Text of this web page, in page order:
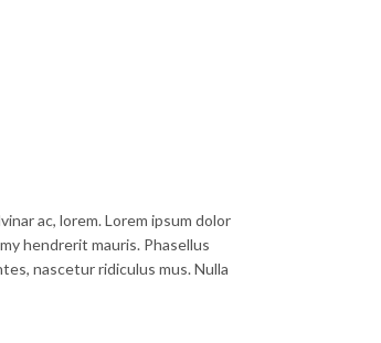
ac, lorem. Lorem ipsum dolor
hendrerit mauris. Phasellus
nascetur ridiculus mus. Nulla